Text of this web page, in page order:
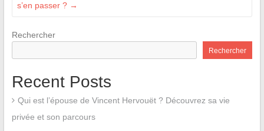
s’en passer ? →
Rechercher
Rechercher
Recent Posts
Qui est l’épouse de Vincent Hervouët ? Découvrez sa vie
privée et son parcours